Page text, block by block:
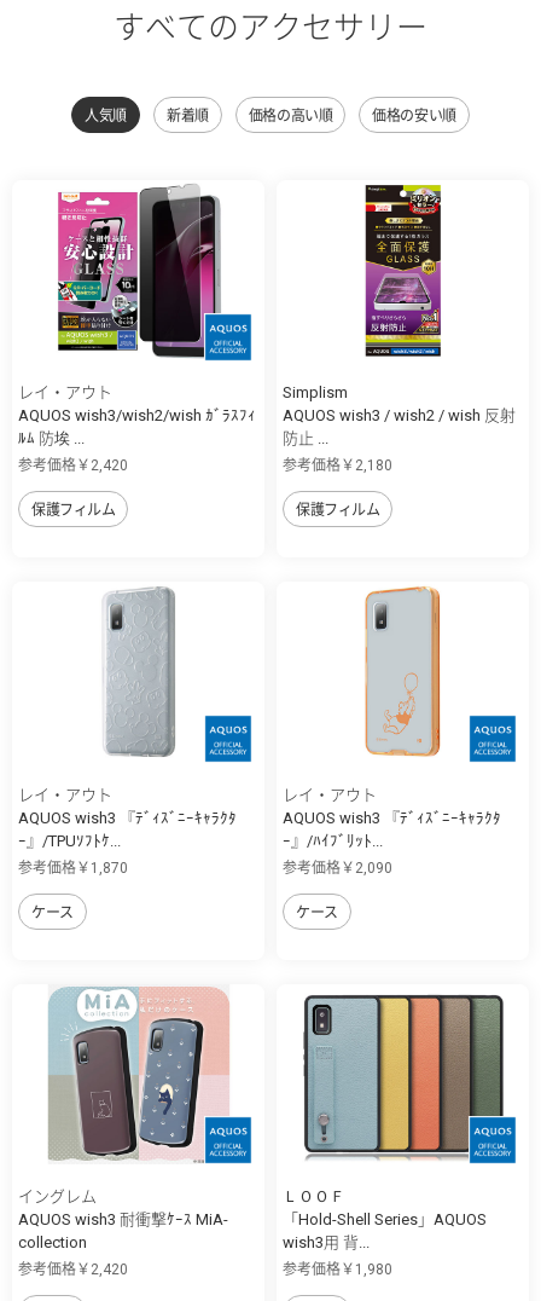
すべてのアクセサリー
人気順 新着順 価格の高い順 価格の安い順
レイ・アウト
AQUOS wish3/wish2/wish ｶﾞﾗｽﾌｨ
ﾙﾑ 防埃 ...
参考価格￥2,420
保護フィルム
Simplism
AQUOS wish3 / wish2 / wish 反射
防止 ...
参考価格￥2,180
保護フィルム
レイ・アウト
AQUOS wish3 『ﾃﾞｨｽﾞﾆｰｷｬﾗｸﾀ
ｰ』/TPUｿﾌﾄｹ...
参考価格￥1,870
ケース
レイ・アウト
AQUOS wish3 『ﾃﾞｨｽﾞﾆｰｷｬﾗｸﾀ
ｰ』/ﾊｲﾌﾞﾘｯﾄ...
参考価格￥2,090
ケース
イングレム
AQUOS wish3 耐衝撃ｹｰｽ MiA-
collection
参考価格￥2,420
ＬＯＯＦ
「Hold-Shell Series」AQUOS
wish3用 背...
参考価格￥1,980